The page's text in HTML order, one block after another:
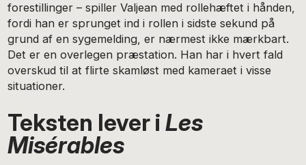
forestillinger – spiller Valjean med rollehæftet i hånden,
fordi han er sprunget ind i rollen i sidste sekund på
grund af en sygemelding, er nærmest ikke mærkbart.
Det er en overlegen præstation. Han har i hvert fald
overskud til at flirte skamløst med kameraet i visse
situationer.
Teksten lever iLes
Misérables